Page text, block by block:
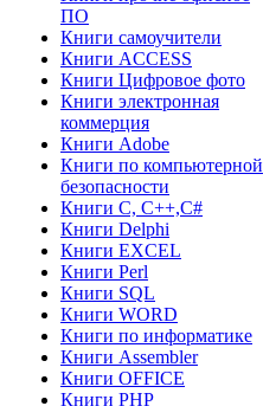
ПО
Книги самоучители
Книги ACCESS
Книги Цифровое фото
Книги электронная
коммерция
Книги Adobe
Книги по компьютерной
безопасности
Книги C, C++,С#
Книги Delphi
Книги EXCEL
Книги Perl
Книги SQL
Книги WORD
Книги по информатике
Книги Assembler
Книги OFFICE
Книги PHP